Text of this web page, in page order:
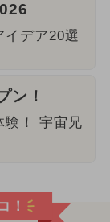
イデア20選
ン！
験！ 宇宙兄
！